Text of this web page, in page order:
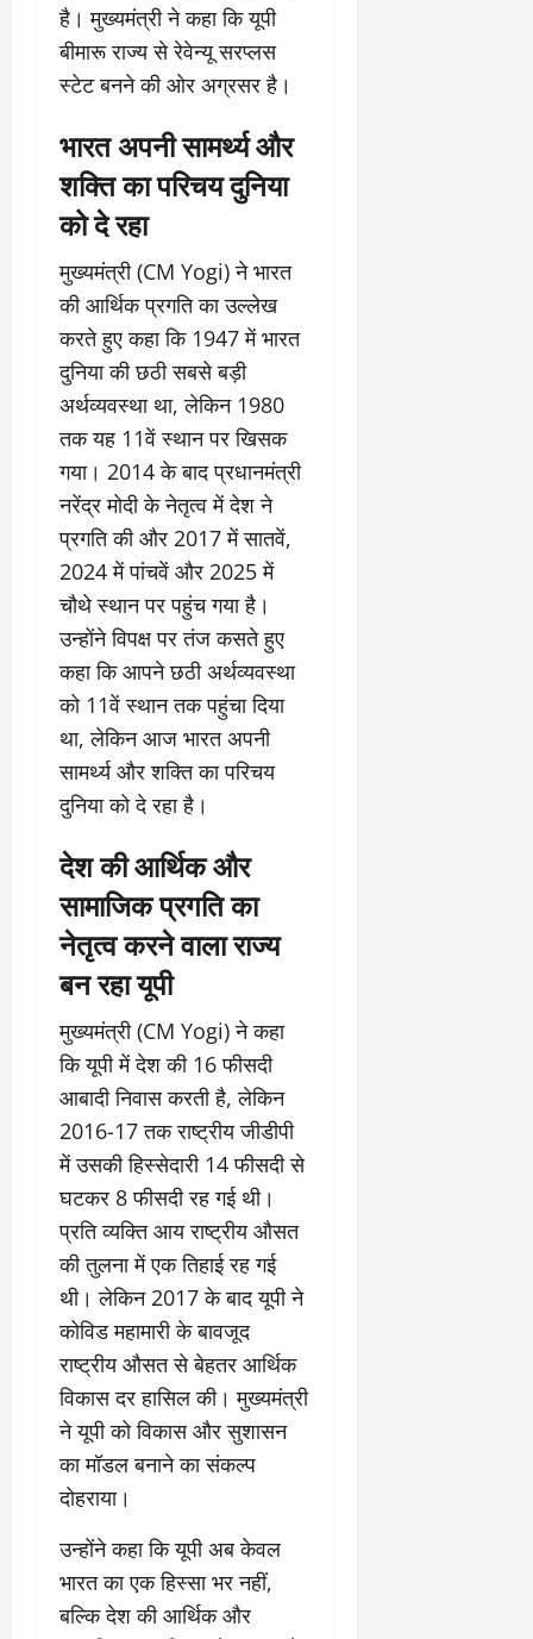
है। मुख्यमंत्री ने कहा कि यूपी
बीमारू राज्य से रेवेन्यू सरप्लस
स्टेट बनने की ओर अग्रसर है।
भारत अपनी सामर्थ्य और
शक्ति का परिचय दुनिया
को दे रहा
मुख्यमंत्री (CM Yogi) ने भारत
की आर्थिक प्रगति का उल्लेख
करते हुए कहा कि 1947 में भारत
दुनिया की छठी सबसे बड़ी
अर्थव्यवस्था था, लेकिन 1980
तक यह 11वें स्थान पर खिसक
गया। 2014 के बाद प्रधानमंत्री
नरेंद्र मोदी के नेतृत्व में देश ने
प्रगति की और 2017 में सातवें,
2024 में पांचवें और 2025 में
चौथे स्थान पर पहुंच गया है।
उन्होंने विपक्ष पर तंज कसते हुए
कहा कि आपने छठी अर्थव्यवस्था
को 11वें स्थान तक पहुंचा दिया
था, लेकिन आज भारत अपनी
सामर्थ्य और शक्ति का परिचय
दुनिया को दे रहा है।
देश की आर्थिक और
सामाजिक प्रगति का
नेतृत्व करने वाला राज्य
बन रहा यूपी
मुख्यमंत्री (CM Yogi) ने कहा
कि यूपी में देश की 16 फीसदी
आबादी निवास करती है, लेकिन
2016-17 तक राष्ट्रीय जीडीपी
में उसकी हिस्सेदारी 14 फीसदी से
घटकर 8 फीसदी रह गई थी।
प्रति व्यक्ति आय राष्ट्रीय औसत
की तुलना में एक तिहाई रह गई
थी। लेकिन 2017 के बाद यूपी ने
कोविड महामारी के बावजूद
राष्ट्रीय औसत से बेहतर आर्थिक
विकास दर हासिल की। मुख्यमंत्री
ने यूपी को विकास और सुशासन
का मॉडल बनाने का संकल्प
दोहराया।
उन्होंने कहा कि यूपी अब केवल
भारत का एक हिस्सा भर नहीं,
बल्कि देश की आर्थिक और